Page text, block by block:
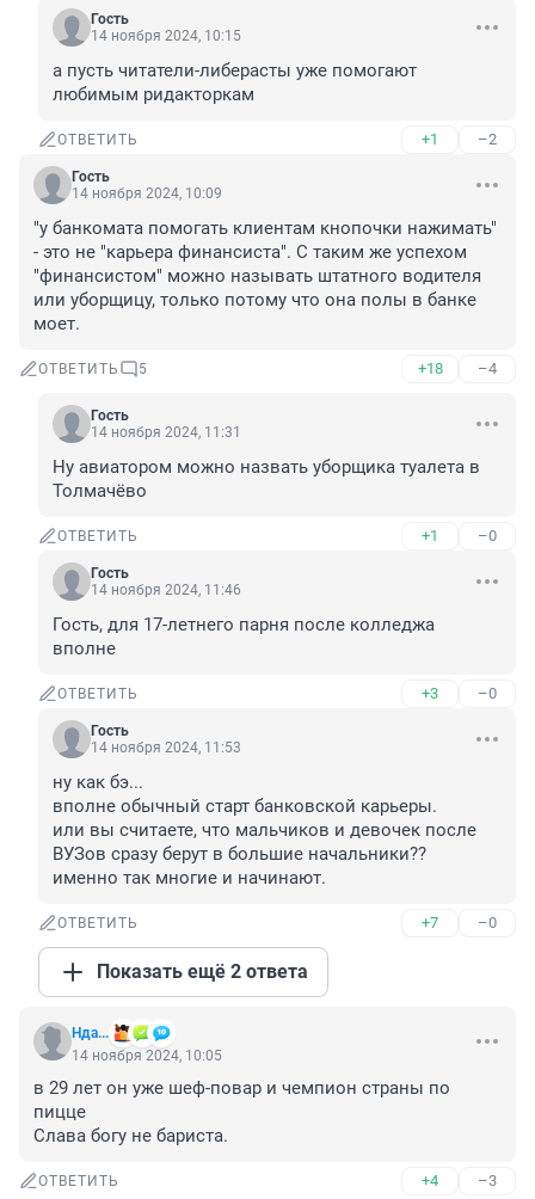
Гость
14 ноября 2024, 10:15
а пусть читатели-либерасты уже помогают
любимым ридакторкам
ОТВЕТИТЬ +1 –2
Гость
14 ноября 2024, 10:09
"у банкомата помогать клиентам кнопочки нажимать"
- это не "карьера финансиста". С таким же успехом
"финансистом" можно называть штатного водителя
или уборщицу, только потому что она полы в банке
моет.
ОТВЕТИТЬ 5 +18 –4
Гость
14 ноября 2024, 11:31
Ну авиатором можно назвать уборщика туалета в
Толмачёво
ОТВЕТИТЬ +1 –0
Гость
14 ноября 2024, 11:46
Гость, для 17-летнего парня после колледжа
вполне
ОТВЕТИТЬ +3 –0
Гость
14 ноября 2024, 11:53
ну как бэ...
вполне обычный старт банковской карьеры.
или вы считаете, что мальчиков и девочек после
ВУЗов сразу берут в большие начальники??
именно так многие и начинают.
ОТВЕТИТЬ +7 –0
Показать ещё 2 ответа
Нда...
14 ноября 2024, 10:05
в 29 лет он уже шеф-повар и чемпион страны по
пицце
Слава богу не бариста.
ОТВЕТИТЬ +4 –3